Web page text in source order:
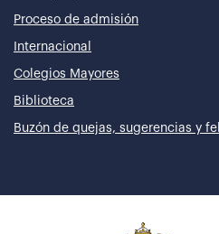
Proceso de admisión
Internacional
Colegios Mayores
Biblioteca
Buzón de quejas, sugerencias y